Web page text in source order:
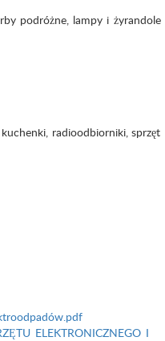
podróżne, lampy i żyrandole
radioodbiorniki, sprzęt
ELEKTRONICZNEGO I